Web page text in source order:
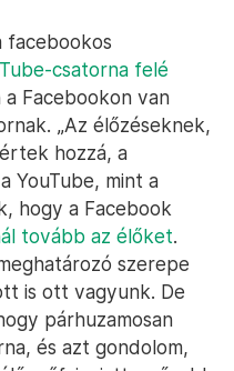
facebookos
csatorna felé
a Facebookon van
„Az élőzéseknek,
hozzá, a
YouTube, mint a
hogy a Facebook
tovább az élőket.
szerepe
is ott vagyunk. De
párhuzamosan
és azt gondolom,